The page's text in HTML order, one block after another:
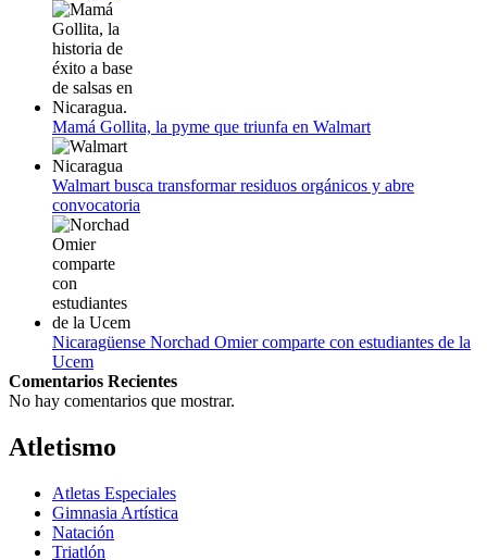
Mamá Gollita, la pyme que triunfa en Walmart
Walmart busca transformar residuos orgánicos y abre
convocatoria
Nicaragüense Norchad Omier comparte con estudiantes de la
Ucem
Comentarios Recientes
No hay comentarios que mostrar.
Atletismo
Atletas Especiales
Gimnasia Artística
Natación​
Triatlón​